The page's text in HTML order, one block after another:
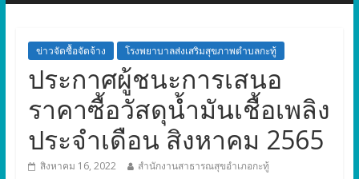
เจาะจง
เจาะจงข่าวจัดซื้อจัดจ้าง โรงพยาบาลส่งเสริมสุขภาพตำบลกะทู้
ประกาศผู้ชนะการเสนอ
ราคาซื้อวัสดุน้ำมันเชื้อเพลิง
ประจำเดือน สิงหาคม 2565
สิงหาคม 16, 2022 สำนักงานสาธารณสุขอำเภอกะทู้